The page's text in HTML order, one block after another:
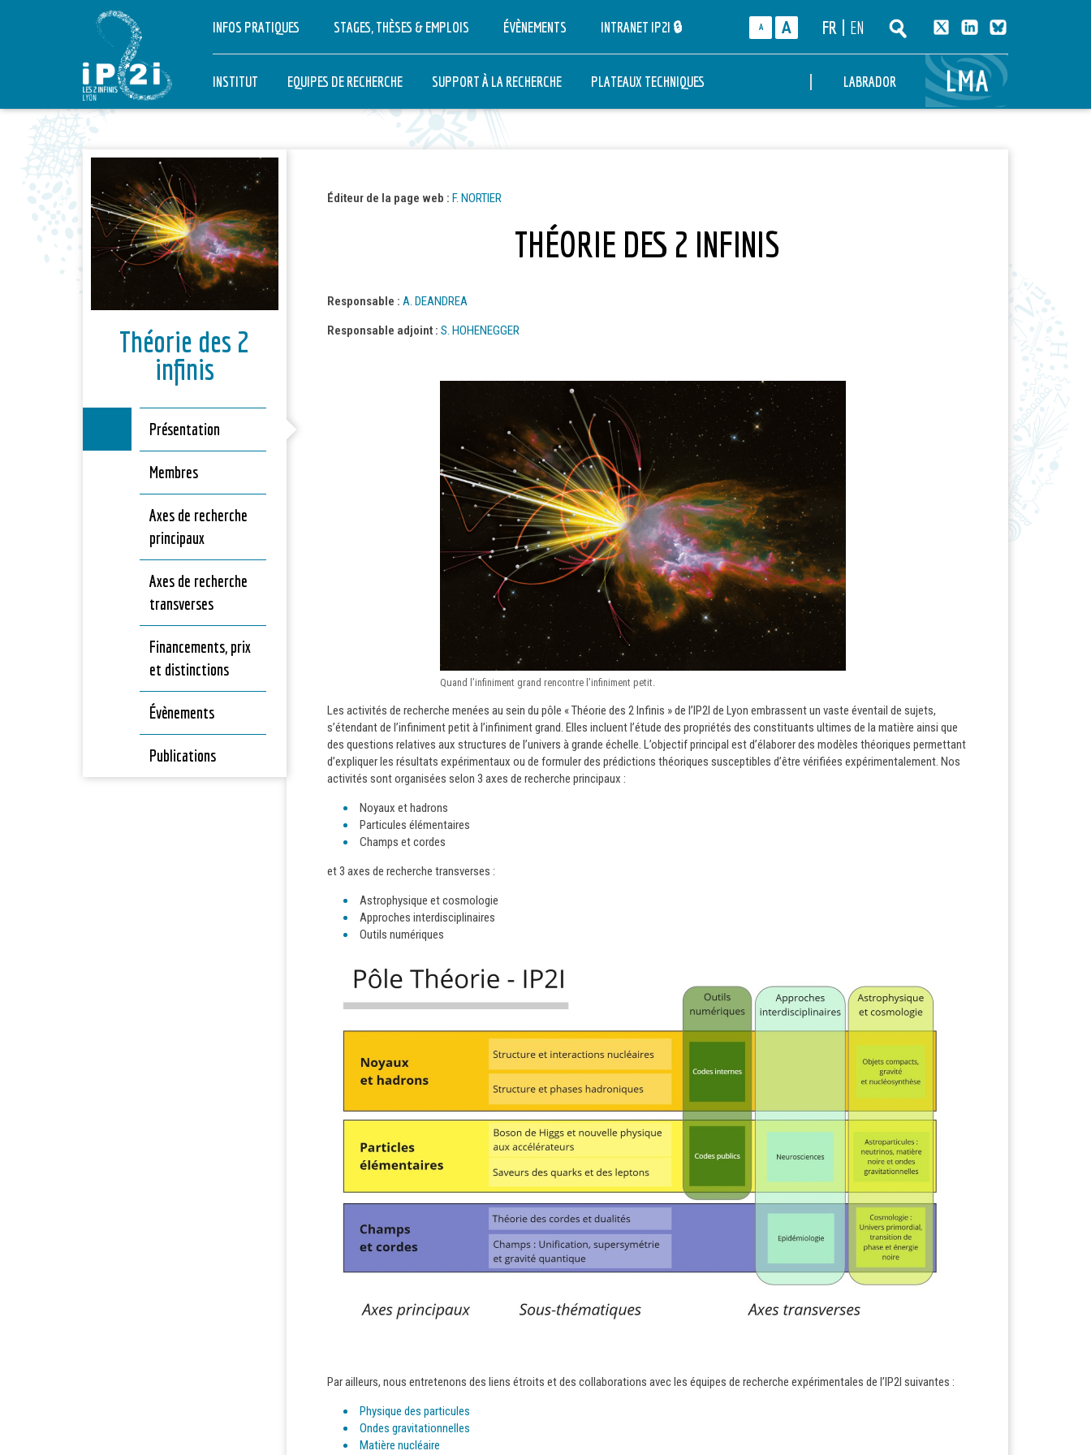
INFOS PRATIQUES STAGES, THÈSES & EMPLOIS ÉVÈNEMENTS INTRANET IP2I 🔒 A A FR EN
INSTITUT EQUIPES DE RECHERCHE
INFINIMENT GRAND
THÉORIE
SUPPORT À LA RECHERCHE PLATEAUX TECHNIQUES LABRADOR LMA
Théorie des 2
infinis
Présentation
Membres
Axes de recherche
principaux
Axes de recherche
transverses
Financements, prix
et distinctions
Évènements
Publications
Éditeur de la page web : F. NORTIER
THÉORIE DES 2 INFINIS
Responsable : A. DEANDREA
Responsable adjoint : S. HOHENEGGER
Quand l’infiniment grand rencontre l’infiniment petit.
Les activités de recherche menées au sein du pôle « Théorie des 2 Infinis » de l’IP2I de Lyon embrassent un vaste éventail de sujets,
s’étendant de l’infiniment petit à l’infiniment grand. Elles incluent l’étude des propriétés des constituants ultimes de la matière ainsi que
des questions relatives aux structures de l’univers à grande échelle. L’objectif principal est d’élaborer des modèles théoriques permettant
d’expliquer les résultats expérimentaux ou de formuler des prédictions théoriques susceptibles d’être vérifiées expérimentalement. Nos
activités sont organisées selon 3 axes de recherche principaux :
Noyaux et hadrons
Particules élémentaires
Champs et cordes
et 3 axes de recherche transverses :
Astrophysique et cosmologie
Approches interdisciplinaires
Outils numériques
Par ailleurs, nous entretenons des liens étroits et des collaborations avec les équipes de recherche expérimentales de l’IP2I suivantes :
Physique des particules
Ondes gravitationnelles
Matière nucléaire